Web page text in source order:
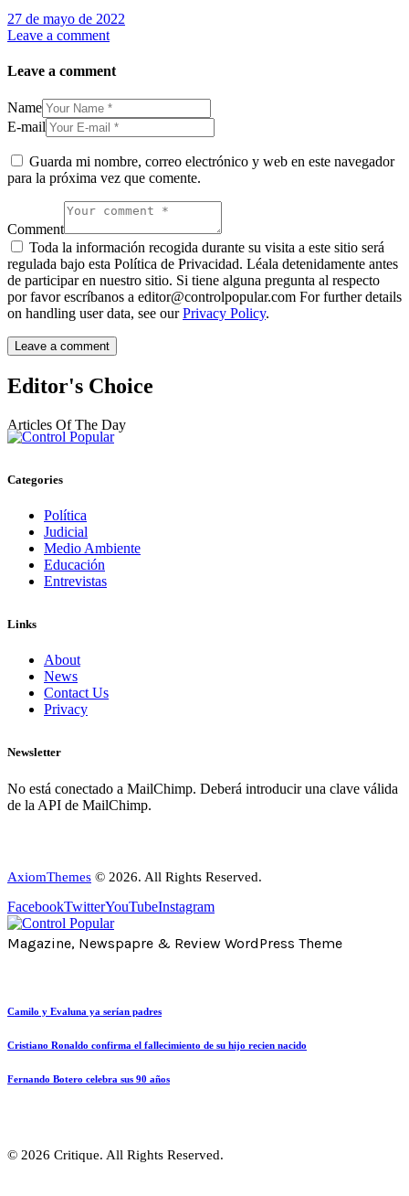
27 de mayo de 2022
Leave a comment
Leave a comment
Name
E-mail
Guarda mi nombre, correo electrónico y web en este navegador
para la próxima vez que comente.
Comment
Toda la información recogida durante su visita a este sitio será
regulada bajo esta Política de Privacidad. Léala detenidamente antes
de participar en nuestro sitio. Si tiene alguna pregunta al respecto
por favor escríbanos a editor@controlpopular.com For further details
on handling user data, see ourPrivacy Policy.
Editor's Choice
Articles Of The Day
Categories
Política
Judicial
Medio Ambiente
Educación
Entrevistas
Links
About
News
Contact Us
Privacy
Newsletter
No está conectado a MailChimp. Deberá introducir una clave válida
de la API de MailChimp.
AxiomThemes © 2026. All Rights Reserved.
FacebookTwitterYouTubeInstagram
Magazine, Newspapre & Review WordPress Theme
Camilo y Evaluna ya serían padres
Cristiano Ronaldo confirma el fallecimiento de su hijo recien nacido
Fernando Botero celebra sus 90 años
© 2026 Critique. All Rights Reserved.